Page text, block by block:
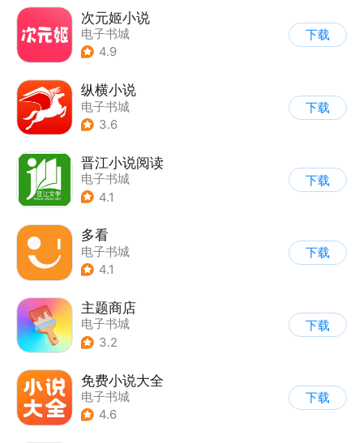
次元姬小说
电子书城
4.9
下载
纵横小说
电子书城
3.6
下载
晋江小说阅读
电子书城
4.1
下载
多看
电子书城
4.1
下载
主题商店
电子书城
3.2
下载
免费小说大全
电子书城
4.6
下载